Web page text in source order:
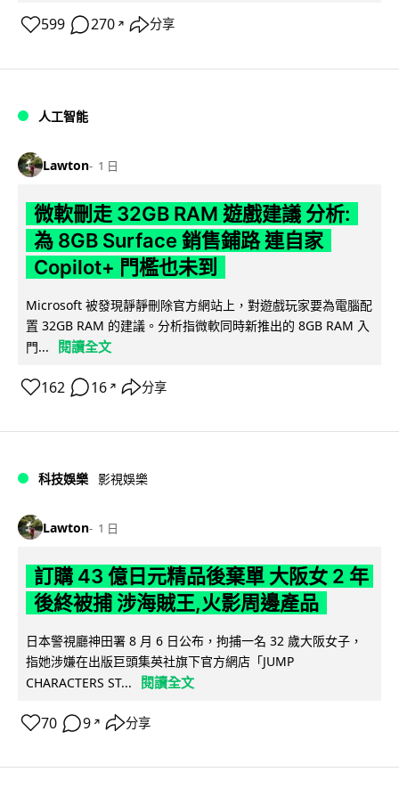
599 270 ↗ 分享
人工智能
Lawton 1 日
微軟刪走 32GB RAM 遊戲建議 分析:
為 8GB Surface 銷售鋪路 連自家
Copilot+ 門檻也未到
Microsoft 被發現靜靜刪除官方網站上，對遊戲玩家要為電腦配
置 32GB RAM 的建議。分析指微軟同時新推出的 8GB RAM 入
門...
閱讀全文
162 16 ↗ 分享
科技娛樂 影視娛樂
Lawton 1 日
訂購 43 億日元精品後棄單 大阪女 2 年
後終被捕 涉海賊王,火影周邊產品
日本警視廳神田署 8 月 6 日公布，拘捕一名 32 歲大阪女子，
指她涉嫌在出版巨頭集英社旗下官方網店「JUMP
CHARACTERS ST...
閱讀全文
70 9 ↗ 分享